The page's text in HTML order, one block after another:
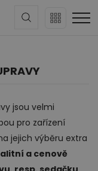
jsou velmi
pro zařízení
jejich výběru extra
a cenově